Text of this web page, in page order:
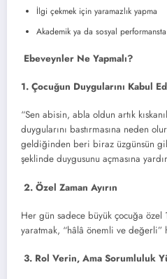
İlgi çekmek için yaramazlık yapma
Akademik ya da sosyal
Ebeveynler Ne Yapmalı?
1. Çocuğun Duygularını Kabul
“Sen abisin, abla oldun artık
duygularını bastırmasına neden
geldiğinden beri biraz üzgünsün
şeklinde duygusunu açmasına
2. Özel Zaman Ayırın
Her gün sadece büyük çocuğa
yaratmak, “hâlâ önemli ve değerli”
3. Rol Verin, Ama Sorumluluk